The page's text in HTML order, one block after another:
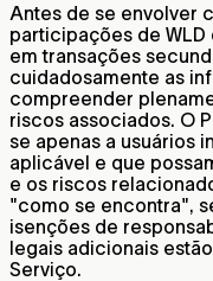
Antes de se envolver
participações de WLD
em transações
cuidadosamente as
compreender
riscos associados. O
se apenas a usuários
aplicável e que
e os riscos
"como se encontra",
isenções de
legais adicionais
Serviço.